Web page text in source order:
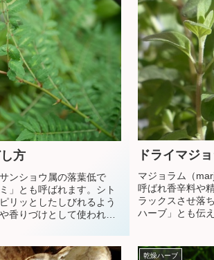
方
ンショウ属の落葉低で
」とも呼ばれます。シト
リッとしたしびれるよう
香りづけとして使われて
ドライマジ
マジョラム（
呼ばれ香辛料や
ラックスさせ落
ハーブ」とも伝
乾燥ハーブ